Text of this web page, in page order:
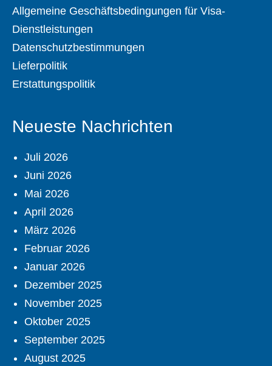
Allgemeine Geschäftsbedingungen für Visa-
Dienstleistungen
Datenschutzbestimmungen
Lieferpolitik
Erstattungspolitik
Neueste Nachrichten
Juli 2026
Juni 2026
Mai 2026
April 2026
März 2026
Februar 2026
Januar 2026
Dezember 2025
November 2025
Oktober 2025
September 2025
August 2025